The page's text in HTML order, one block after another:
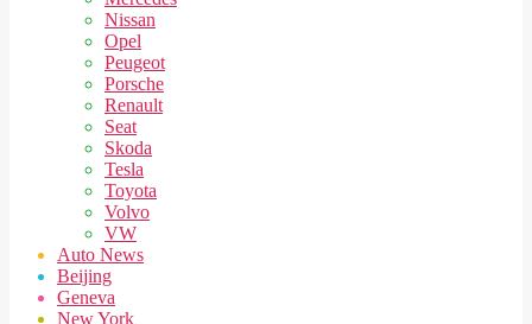
Nissan
Opel
Peugeot
Porsche
Renault
Seat
Skoda
Tesla
Toyota
Volvo
VW
Auto News
Beijing
Geneva
New York